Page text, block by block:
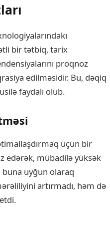
bir tətbiq, tarix
proqnoz
edilməsidir. Bu, dəqiq
faydalı olub.
üçün bir
edərək, mübadilə yüksək
buna uyğun olaraq
artırmadı, həm də